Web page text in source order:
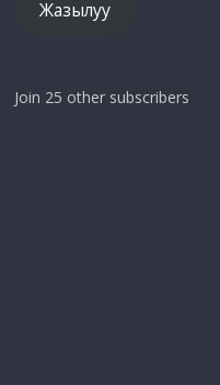
Жазылуу
Join 25 other subscribers